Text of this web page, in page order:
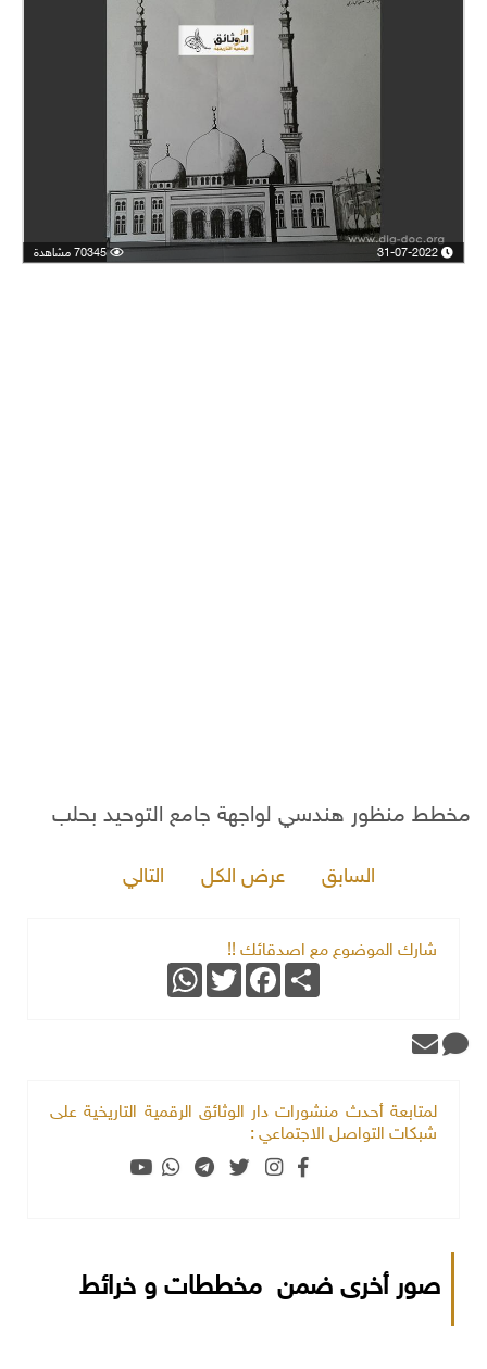
31-07-2022 70345 مشاهدة
مخطط منظور هندسي لواجهة جامع التوحيد بحلب
السابق عرض الكل التالي
شارك الموضوع مع اصدقائك !!
Share
Facebook
Twitter
WhatsApp
لمتابعة أحدث منشورات دار الوثائق الرقمية التاريخية على
شبكات التواصل الاجتماعي :
صور أخرى ضمن مخططات و خرائط